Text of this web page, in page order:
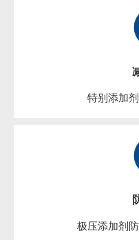
特别添加
极压添加剂